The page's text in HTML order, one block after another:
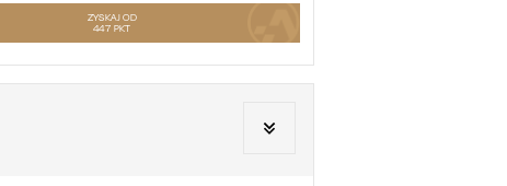
ZYSKAJ OD
447 PKT